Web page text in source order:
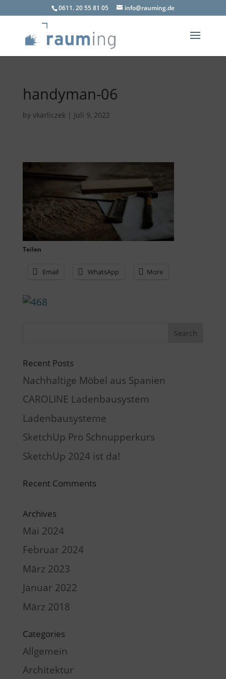
0611. 20 55 81 05 info@rauming.de
handyman-06
by vkarliczek| Juli 9, 2022
Teilen
Email WhatsApp More
Recent Posts
Nachhaltige Möbel aus Spanien
CAROLINE Ladenbausystem
Ladenbausysteme
SketchUp Pro Schnupperkurs
SketchUp 2024 ist da!
Recent Comments
Archives
Mai 2024
Februar 2024
März 2023
Januar 2022
März 2018
Categories
Allgemein
Architektur